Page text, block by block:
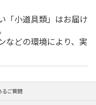
「小道具類」はお届け
などの環境により、実
るご質問